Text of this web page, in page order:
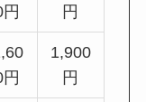
円
円
円
1,900
円